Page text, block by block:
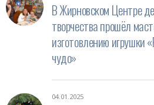
В Жирновском Центре
творчества прошёл
изготовлению игрушки
чудо»
04.01.2025